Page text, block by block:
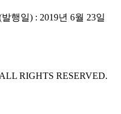
행일) : 2019년 6월 23일
RIGHTS RESERVED.